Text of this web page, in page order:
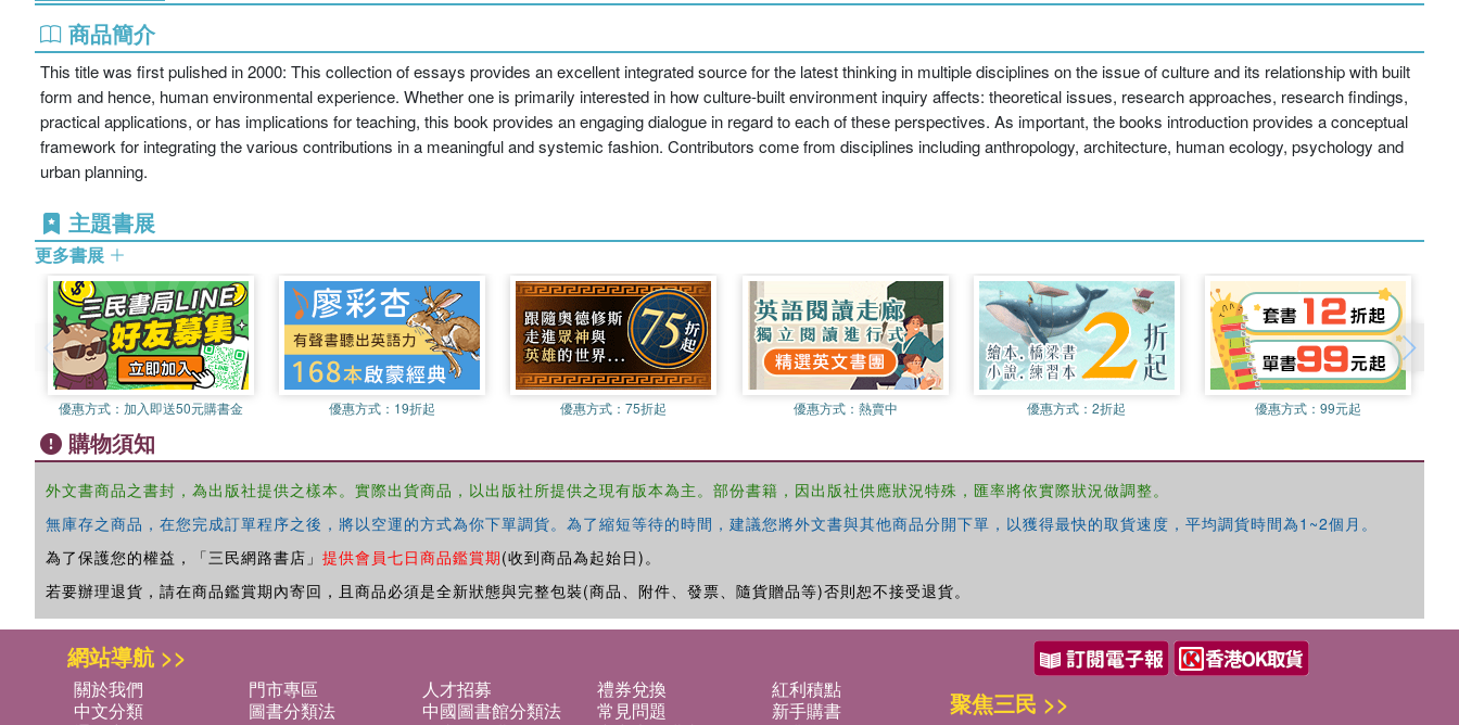
商品簡介
This title was first pulished in 2000: This collection of essays provides an excellent integrated source for the latest thinking in multiple disciplines on the issue of culture and its relationship with built
form and hence, human environmental experience. Whether one is primarily interested in how culture-built environment inquiry affects: theoretical issues, research approaches, research findings,
practical applications, or has implications for teaching, this book provides an engaging dialogue in regard to each of these perspectives. As important, the books introduction provides a conceptual
framework for integrating the various contributions in a meaningful and systemic fashion. Contributors come from disciplines including anthropology, architecture, human ecology, psychology and
urban planning.
主題書展
更多書展
優惠方式： 加入即送50元購書金 優惠方式： 19折起 優惠方式：75折起 優惠方式： 熱賣中 優惠方式：2折起 優惠方式：99元起
購物須知
外文書商品之書封，為出版社提供之樣本。實際出貨商品，以出版社所提供之現有版本為主。部份書籍，因出版社供應狀況特殊，匯率將依實際狀況做調整。
無庫存之商品，在您完成訂單程序之後，將以空運的方式為你下單調貨。為了縮短等待的時間，建議您將外文書與其他商品分開下單，以獲得最快的取貨速度，平均調貨時間為1~2個月。
為了保護您的權益，「三民網路書店」 提供會員七日商品鑑賞期(收到商品為起始日)。
若要辦理退貨，請在商品鑑賞期內寄回，且商品必須是全新狀態與完整包裝(商品、附件、發票、隨貨贈品等)否則恕不接受退貨。
網站導航 >>
關於我們 門市專區 人才招募 禮券兌換
紅利積點
中文分類
圖書分類法 中國圖書館分類法 常見問題
新手購書
聚焦三民 >>